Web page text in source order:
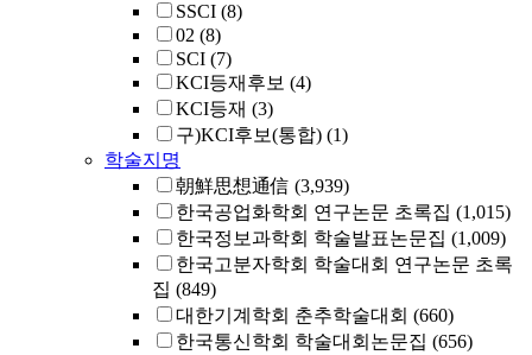
SSCI (8)
02 (8)
SCI (7)
KCI등재후보 (4)
KCI등재 (3)
구)KCI후보(통합) (1)
학술지명
朝鮮思想通信 (3,939)
한국공업화학회 연구논문 초록집 (1,015)
한국정보과학회 학술발표논문집 (1,009)
한국고분자학회 학술대회 연구논문 초록
집 (849)
대한기계학회 춘추학술대회 (660)
한국통신학회 학술대회논문집 (656)